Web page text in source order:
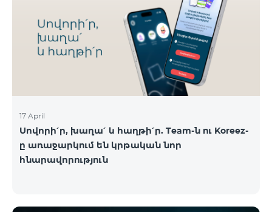
17 April
Սովորի՛ր, խաղա՛ և հաղթի՛ր. Team-ն ու Koreez-
ը առաջարկում են կրթական նոր
հնարավորություն